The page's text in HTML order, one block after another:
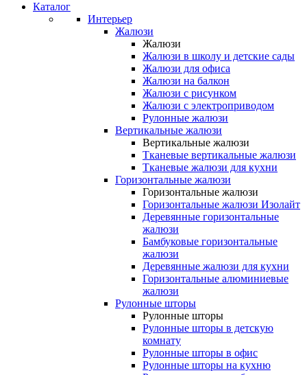
Каталог
Интерьер
Жалюзи
Жалюзи
Жалюзи в школу и детские сады
Жалюзи для офиса
Жалюзи на балкон
Жалюзи с рисунком
Жалюзи с электроприводом
Рулонные жалюзи
Вертикальные жалюзи
Вертикальные жалюзи
Тканевые вертикальные жалюзи
Тканевые жалюзи для кухни
Горизонтальные жалюзи
Горизонтальные жалюзи
Горизонтальные жалюзи Изолайт
Деревянные горизонтальные
жалюзи
Бамбуковые горизонтальные
жалюзи
Деревянные жалюзи для кухни
Горизонтальные алюминиевые
жалюзи
Рулонные шторы
Рулонные шторы
Рулонные шторы в детскую
комнату
Рулонные шторы в офис
Рулонные шторы на кухню